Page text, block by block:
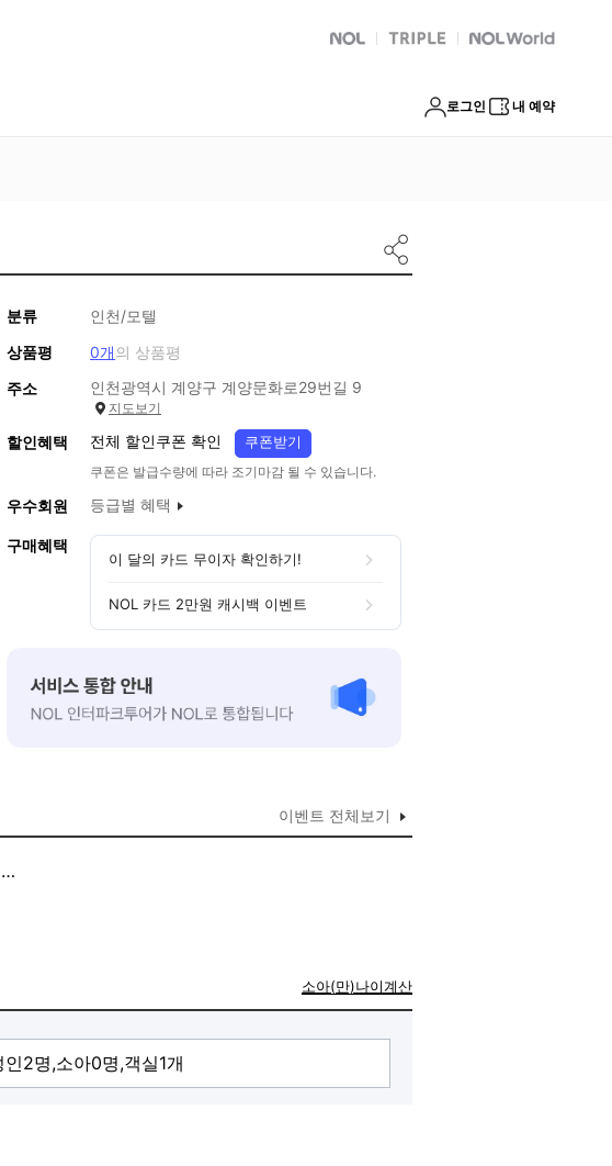
NOL 트리플 Global Interpark
로그인 내 예약
분류
인천/모텔
상품평
0개의 상품평
주소
인천광역시 계양구 계양문화로29번길 9
지도보기
할인혜택 전체 할인쿠폰 확인 쿠폰받기
쿠폰은 발급수량에 따라 조기마감 될 수 있습니다.
우수회원 등급별 혜택
구매혜택
이 달의 카드 무이자 확인하기!
NOL 카드 2만원 캐시백 이벤트
이벤트 전체보기
소아(만)나이계산